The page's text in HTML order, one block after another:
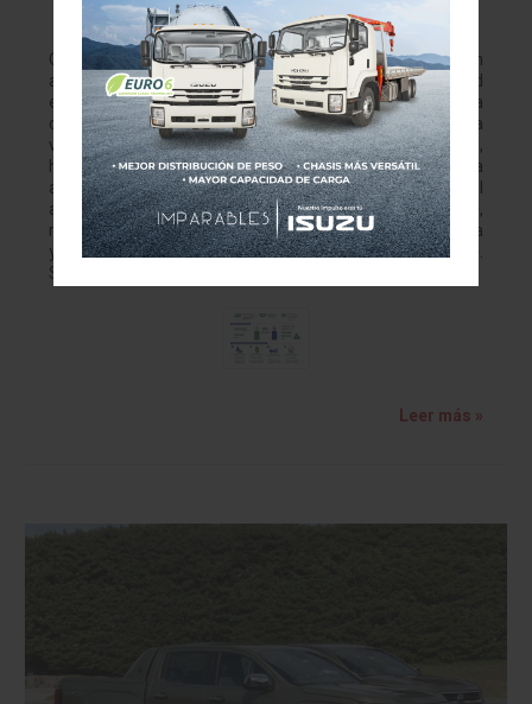
en México
Costos de baterías y alto voltaje cambian la protección
automotriz nacional jbritoa@yahoo.com La movilidad
eléctrica dejó de ser una promesa distante para
convertirse en una realidad creciente en México. Cada
vez más consumidores consideran un vehículo híbrido,
híbrido conectable o completamente eléctrico como una
alternativa viable frente al auto de combustión interna. El
argumento es claro: menor consumo de combustible,
reducción de emisiones, nuevas tecnologías de asistencia
y una experiencia de manejo más silenciosa y eficiente.
Sin embargo, este…
Leer más »